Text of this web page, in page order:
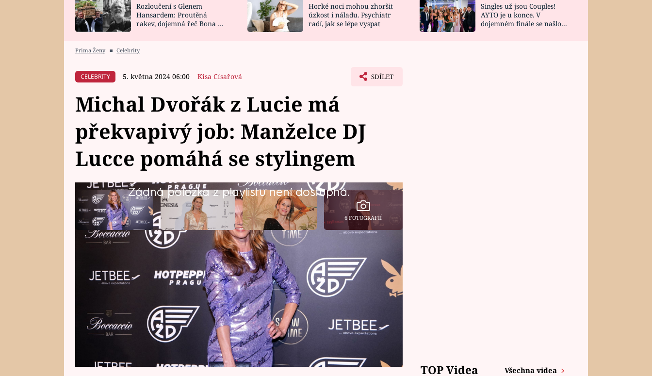
HOROSKOP NA
CELEBRITY
VAŘENÍ
NOVINKY
VIDEORECEPTY
ZAHRADA
DESIGN
Rozloučení s Glenem
Hansardem: Proutěná
rakev, dojemná řeč Bona a
Horké noci mohou zhoršit
úzkost i náladu. Psychiatr
radí, jak se lépe vyspat
Singles už jsou Couples!
AYTO je u konce. V
dojemném finále se našlo
Prima Ženy ■ Celebrity
CELEBRITY 5. května 2024 06:00 Kisa Císařová SDÍLET
Michal Dvořák z Lucie má
překvapivý job: Manželce DJ
Lucce pomáhá se stylingem
Žádná položka z playlistu není dostupná.
6 FOTOGRAFIÍ
Od chvíle, kdy na českou hudební scénu vtrhla kapela Lucie, sní celá
řada dívek a žen o jednotlivých členech dodnes populárního
hudebního seskupení. Kdyby navíc fanynky věděly, že Michal Dvořák
(58) se vyzná v módě a své ženě nejen radí, co si obléct, ale dokonce jí
i rád kupuje krásné a stylové střevíčky, dost možná by plamen jejich
platonické lásky vzplál ještě silněji. Manželka vyhlášeného skladatele
a textaře DJ Lucca (45) by mohla vyprávět. A taky to pro web Prima
TOP Videa Všechna videa